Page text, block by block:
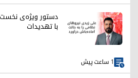
دستور ویژه‌ی
با تهدیدات
1 ساعت پیش